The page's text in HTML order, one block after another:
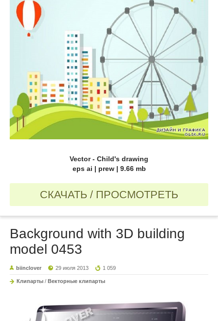
Vector - Child's drawing
eps ai | prew | 9.66 mb
СКАЧАТЬ / ПРОСМОТРЕТЬ
Background with 3D building
model 0453
biinclover 29 июля 2013 1 059
Клипарты / Векторные клипарты